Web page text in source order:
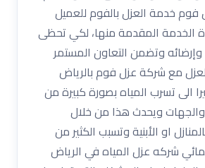
خدمة العزل بالفوم للعميل
الخدمة المقدمة منها، لكي تحظى
وتضمن التعاون المستمر
مع شركة عزل فوم بالرياض
الى تسرب المياه بصورة كبيرة من
ويحدث هذا من خلال
او الأبنية وتسبب الكثير من
شركه عزل المياه في الرياض